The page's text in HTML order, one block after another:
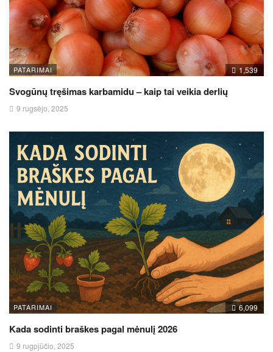
PATARIMAI 1,539
Svogūnų tręšimas karbamidu – kaip tai veikia derlių
9 rugsėjo, 2025
PATARIMAI 6,099
Kada sodinti braškes pagal mėnulį 2026
9 rugpjūčio, 2025